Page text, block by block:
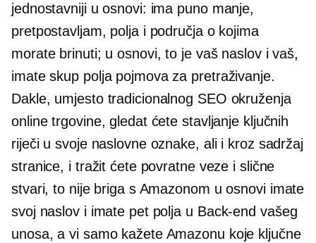
jednostavniji u osnovi: ima puno manje,
pretpostavljam, polja i područja o kojima
morate brinuti; u osnovi, to je vaš naslov i vaš,
imate skup polja pojmova za pretraživanje.
Dakle, umjesto tradicionalnog SEO okruženja
online trgovine, gledat ćete stavljanje ključnih
riječi u svoje naslovne oznake, ali i kroz sadržaj
stranice, i tražit ćete povratne veze i slične
stvari, to nije briga s Amazonom u osnovi imate
svoj naslov i imate pet polja u Back-end vašeg
unosa, a vi samo kažete Amazonu koje ključne